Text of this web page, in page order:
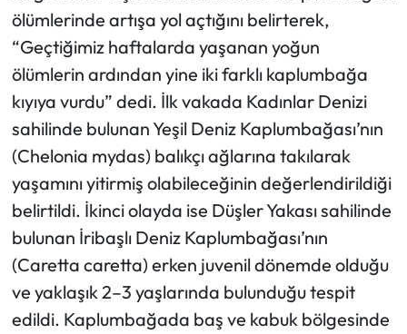
ölümlerinde artışa yol açtığını belirterek,
“Geçtiğimiz haftalarda yaşanan yoğun
ölümlerin ardından yine iki farklı kaplumbağa
kıyıya vurdu” dedi. İlk vakada Kadınlar Denizi
sahilinde bulunan Yeşil Deniz Kaplumbağası’nın
(Chelonia mydas) balıkçı ağlarına takılarak
yaşamını yitirmiş olabileceğinin değerlendirildiği
belirtildi. İkinci olayda ise Düşler Yakası sahilinde
bulunan İribaşlı Deniz Kaplumbağası’nın
(Caretta caretta) erken juvenil dönemde olduğu
ve yaklaşık 2–3 yaşlarında bulunduğu tespit
edildi. Kaplumbağada baş ve kabuk bölgesinde